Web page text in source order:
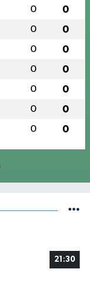
0 0
0 0
0 0
0 0
0 0
0 0
0 0
21:30